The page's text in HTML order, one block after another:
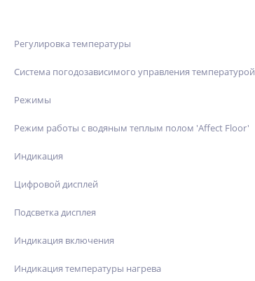
Регулировка температуры
Система погодозависимого управления температурой
Режимы
Режим работы с водяным теплым полом 'Affect Floor'
Индикация
Цифровой дисплей
Подсветка дисплея
Индикация включения
Индикация температуры нагрева